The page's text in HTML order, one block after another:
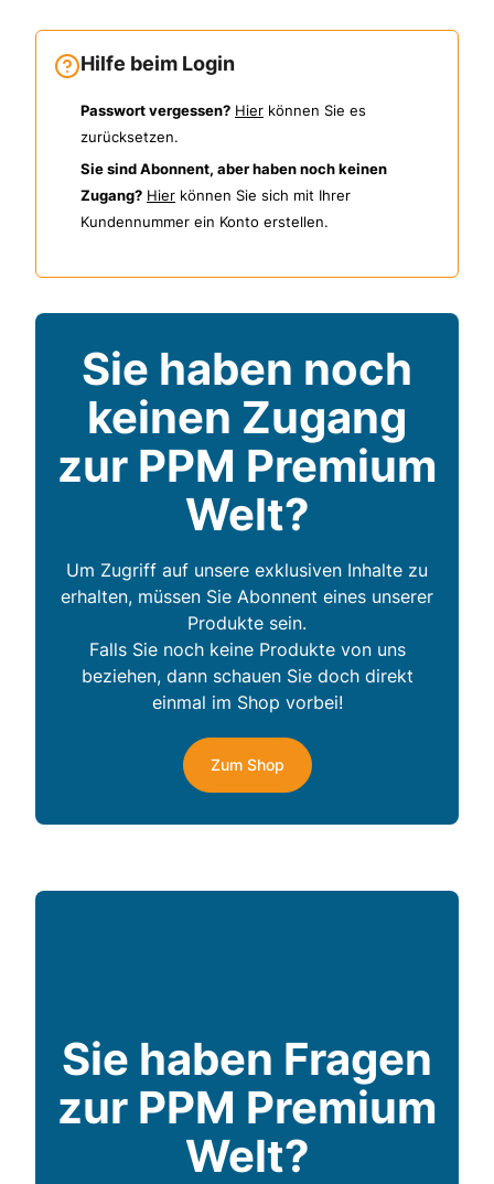
Hilfe beim Login
Passwort vergessen? Hier können Sie es
zurücksetzen.
Sie sind Abonnent, aber haben noch keinen
Zugang? Hier können Sie sich mit Ihrer
Kundennummer ein Konto erstellen.
Sie haben noch
keinen Zugang
zur PPM Premium
Welt?
Um Zugriff auf unsere exklusiven Inhalte zu
erhalten, müssen Sie Abonnent eines unserer
Produkte sein.
Falls Sie noch keine Produkte von uns
beziehen, dann schauen Sie doch direkt
einmal im Shop vorbei!
Zum Shop
Sie haben Fragen
zur PPM Premium
Welt?